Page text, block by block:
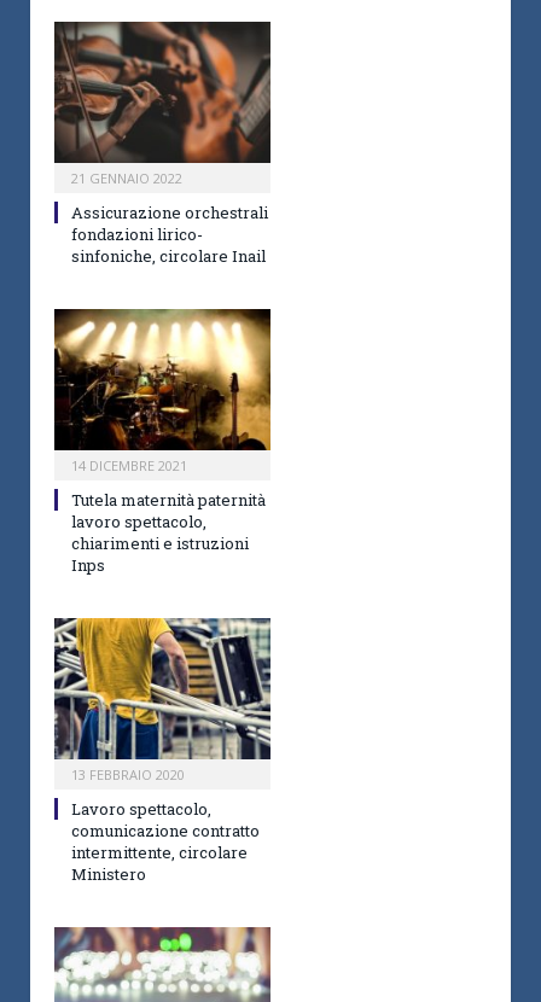
21 GENNAIO 2022
Assicurazione orchestrali
fondazioni lirico-
sinfoniche, circolare Inail
14 DICEMBRE 2021
Tutela maternità paternità
lavoro spettacolo,
chiarimenti e istruzioni
Inps
13 FEBBRAIO 2020
Lavoro spettacolo,
comunicazione contratto
intermittente, circolare
Ministero